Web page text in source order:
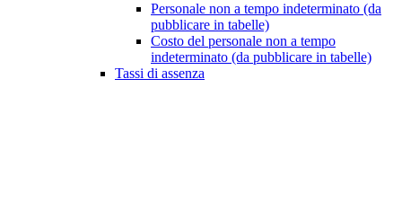
Personale non a tempo indeterminato (da
pubblicare in tabelle)
Costo del personale non a tempo
indeterminato (da pubblicare in tabelle)
Tassi di assenza